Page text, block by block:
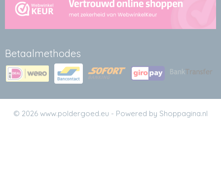
Betaalmethodes
© 2026 www.poldergoed.eu - Powered by Shoppagina.nl